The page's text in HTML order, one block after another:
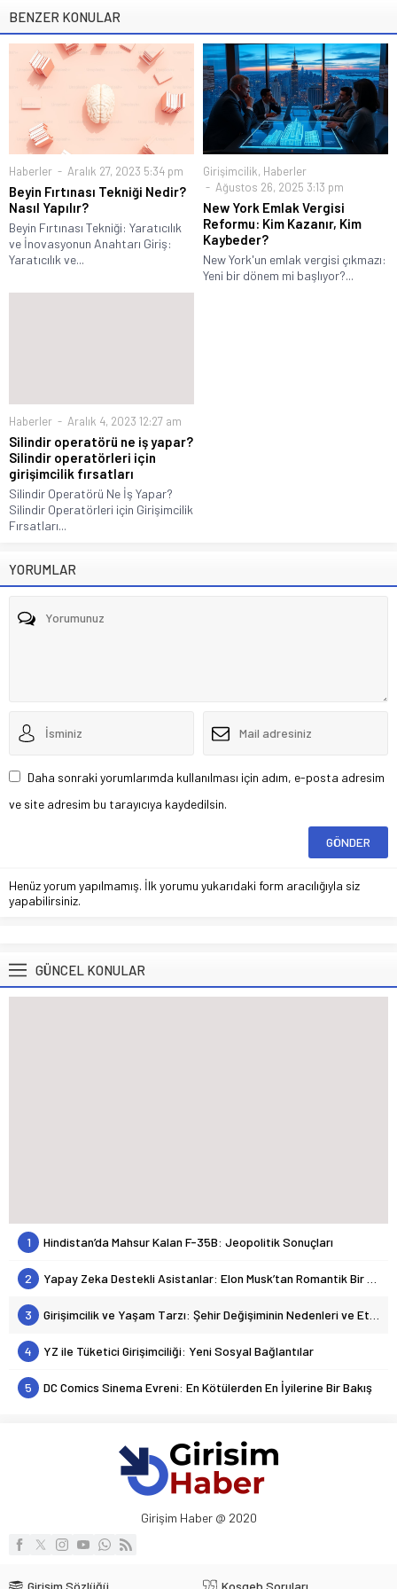
BENZER KONULAR
Haberler Aralık 27, 2023 5:34 pm
Beyin Fırtınası Tekniği Nedir?
Nasıl Yapılır?
Beyin Fırtınası Tekniği: Yaratıcılık
ve İnovasyonun Anahtarı Giriş:
Yaratıcılık ve...
Girişimcilik, Haberler
Ağustos 26, 2025 3:13 pm
New York Emlak Vergisi
Reformu: Kim Kazanır, Kim
Kaybeder?
New York'un emlak vergisi çıkmazı:
Yeni bir dönem mi başlıyor?...
Haberler Aralık 4, 2023 12:27 am
Silindir operatörü ne iş yapar?
Silindir operatörleri için
girişimcilik fırsatları
Silindir Operatörü Ne İş Yapar?
Silindir Operatörleri için Girişimcilik
Fırsatları...
YORUMLAR
Daha sonraki yorumlarımda kullanılması için adım, e-posta adresim
ve site adresim bu tarayıcıya kaydedilsin.
Henüz yorum yapılmamış. İlk yorumu yukarıdaki form aracılığıyla siz
yapabilirsiniz.
GÜNCEL KONULAR
1 Hindistan’da Mahsur Kalan F-35B: Jeopolitik Sonuçları
2 Yapay Zeka Destekli Asistanlar: Elon Musk’tan Romantik Bir Hamle mi?
3 Girişimcilik ve Yaşam Tarzı: Şehir Değişiminin Nedenleri ve Etkileri
4 YZ ile Tüketici Girişimciliği: Yeni Sosyal Bağlantılar
5 DC Comics Sinema Evreni: En Kötülerden En İyilerine Bir Bakış
Girişim Haber @ 2020